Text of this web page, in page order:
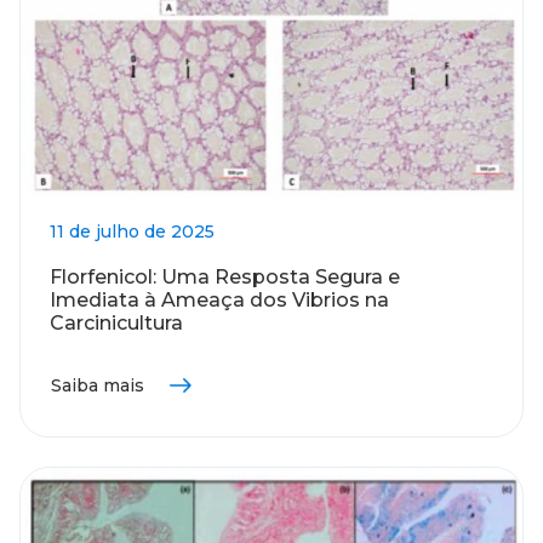
11 de julho de 2025
Florfenicol: Uma Resposta Segura e
Imediata à Ameaça dos Vibrios na
Carcinicultura
Saiba mais